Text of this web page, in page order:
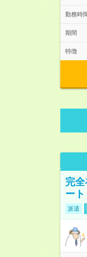
勤務時
期間
特徴
完
ート
派遣